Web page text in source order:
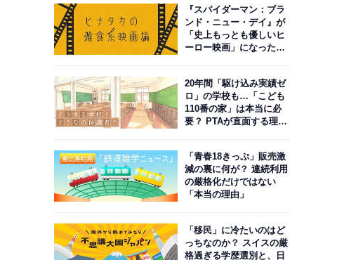
『スパイダーマン：ブラ
ンド・ニュー・デイ』が
「史上もっとも優しいヒ
ーロー映画」になった理
20年間「駆け込み実績ゼ
ロ」の学校も…「こども
110番の家」は本当に必
要？ PTAが直面する理想
「青春18きっぷ」販売激
減の裏に何が？ 連続利用
の厳格化だけではない
「本当の理由」
「移民」に冷たいのはど
っちなのか？ スイスの厳
格過ぎる学歴選別と、日